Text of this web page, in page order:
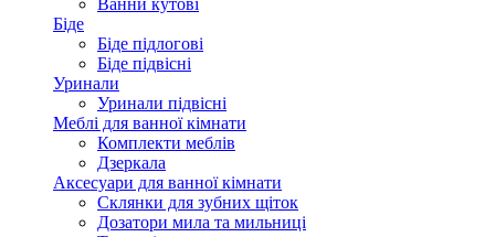
Ванни кутові
Біде
Біде підлогові
Біде підвісні
Уринали
Уринали підвісні
Меблі для ванної кімнати
Комплекти меблів
Дзеркала
Аксесуари для ванної кімнати
Склянки для зубних щіток
Дозатори мила та мильниці